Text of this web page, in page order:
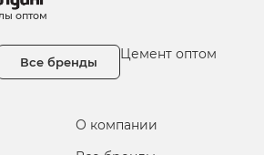
оптом
Все бренды Цемент оптом
О компании